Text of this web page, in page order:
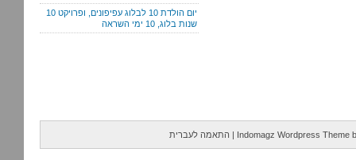
יום הולדת 10 לבלוג עפיפונים, ופרויקט 10
שנות בלוג, 10 ימי השראה
Indomagz Wordpress Theme
| התאמה לעברית